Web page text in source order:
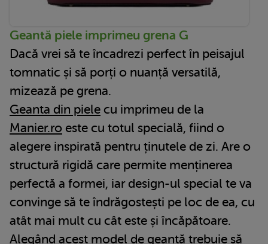
Geantă piele imprimeu grena G
Dacă vrei să te încadrezi perfect în peisajul
tomnatic și să porți o nuanță versatilă,
mizează pe grena.
Geanta din piele cu imprimeu de la
Manier.ro este cu totul specială, fiind o
alegere inspirată pentru ținutele de zi. Are o
structură rigidă care permite menținerea
perfectă a formei, iar design-ul special te va
convinge să te îndrăgostești pe loc de ea, cu
atât mai mult cu cât este și încăpătoare.
Alegând acest model de geantă trebuie să